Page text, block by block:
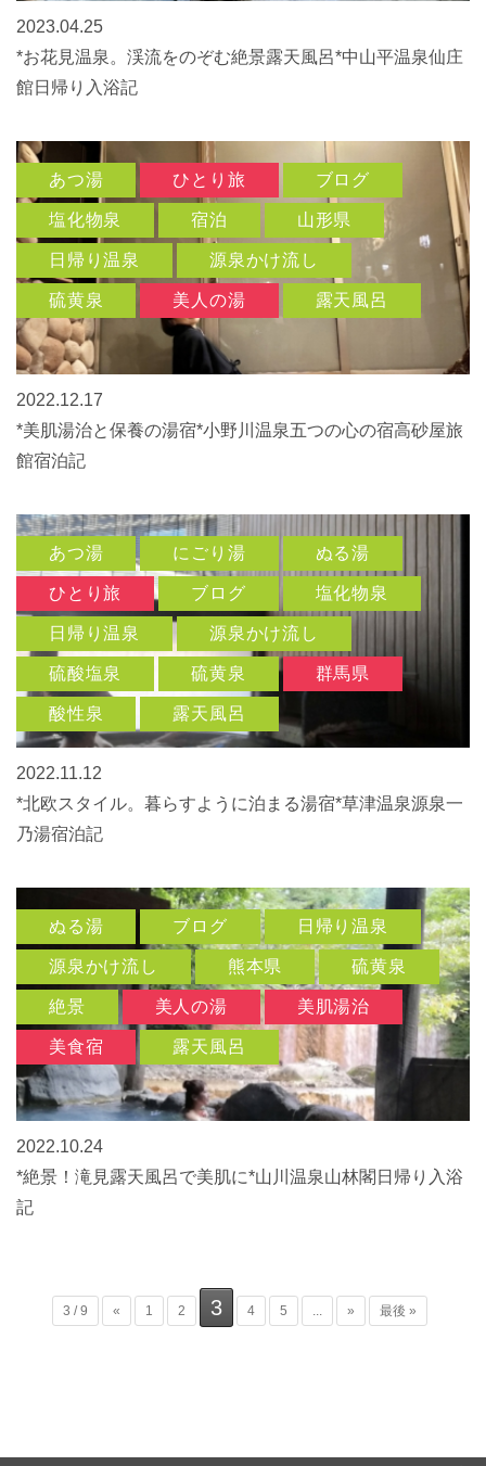
2023.04.25
*お花見温泉。渓流をのぞむ絶景露天風呂*中山平温泉仙庄
館日帰り入浴記
あつ湯 ひとり旅 ブログ
塩化物泉 宿泊 山形県
日帰り温泉 源泉かけ流し
硫黄泉 美人の湯 露天風呂
2022.12.17
*美肌湯治と保養の湯宿*小野川温泉五つの心の宿高砂屋旅
館宿泊記
あつ湯 にごり湯 ぬる湯
ひとり旅 ブログ 塩化物泉
日帰り温泉 源泉かけ流し
硫酸塩泉 硫黄泉 群馬県
酸性泉 露天風呂
2022.11.12
*北欧スタイル。暮らすように泊まる湯宿*草津温泉源泉一
乃湯宿泊記
ぬる湯 ブログ 日帰り温泉
源泉かけ流し 熊本県 硫黄泉
絶景 美人の湯 美肌湯治
美食宿 露天風呂
2022.10.24
*絶景！滝見露天風呂で美肌に*山川温泉山林閣日帰り入浴
記
3 / 9 « 1 2 3 4 5 » 最後 »